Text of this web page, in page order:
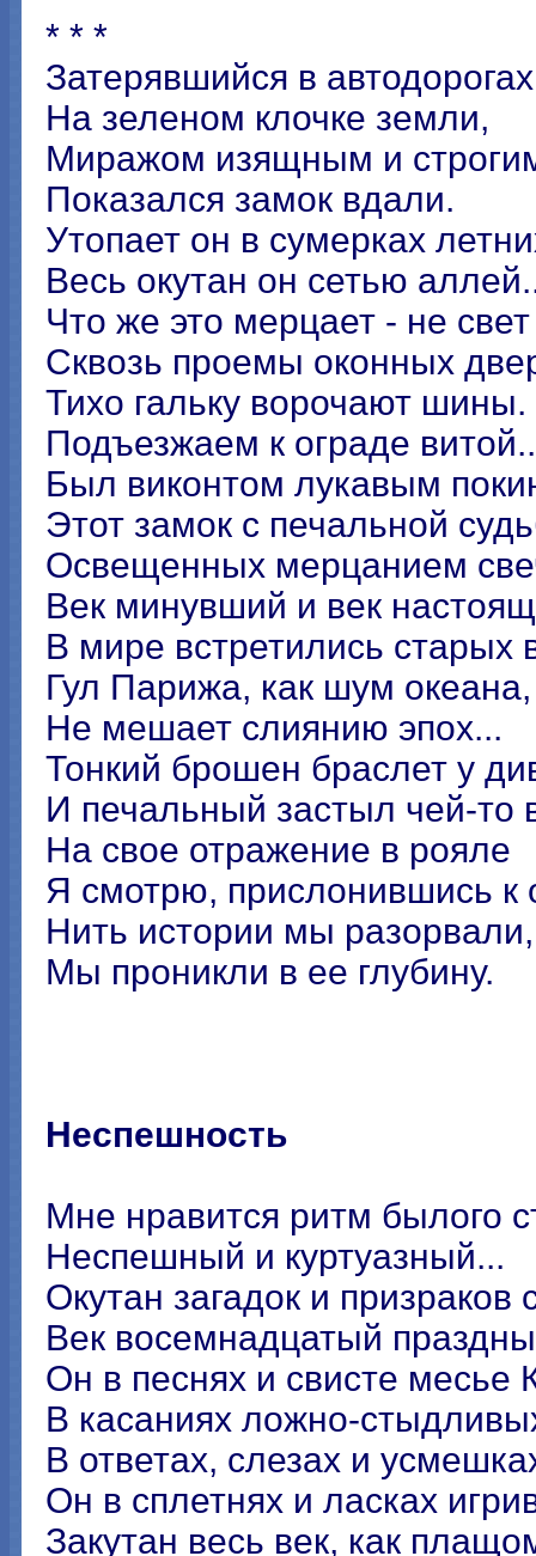
* * *
Затерявшийся в автодорогах
На зеленом клочке земли,
Миражом изящным и
Показался замок вдали.
Утопает он в сумерках
Весь окутан он сетью
Что же это мерцает - не
Сквозь проемы оконных
Тихо гальку ворочают шины.
Подъезжаем к ограде
Был виконтом лукавым
Этот замок с печальной
Освещенных мерцанием
Век минувший и век
В мире встретились старых
Гул Парижа, как шум океана,
Не мешает слиянию эпох...
Тонкий брошен браслет у
И печальный застыл чей-то
Нa свое отражение в рояле
Я смотрю, прислонившись к
Нить истории мы разорвали,
Мы проникли в ее глубину.
Неспешность
Мне нравится ритм былого
Неспешный и куртуазный...
Окутан загадок и призраков
Век восемнадцатый
Он в песнях и свисте месье
В касаниях ложно-
В ответах, слезах и
Он в сплетнях и ласках
Закутан весь век, как